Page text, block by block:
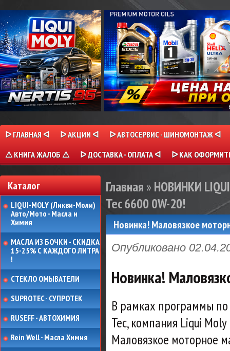
ᐅ ГЛАВНАЯ ᐊ ᐅ АКЦИИ ᐊ
ᐅ АВТОСЕРВИС - ШИНОМОНТАЖ ᐊ
⚠ КНИГА ЖАЛОБ ⚠
ᐅ ДОСТАВКА - ОПЛАТА ᐊ ᐅ КАК
Каталог
LIQUI-MOLY (Ликви-Моли)
Авто/Мото - Масла и
Химия
МАСЛА ИЗ БОЧКИ - СКИДКА
15-25% С КАЖДОГО ЛИТРА
!
СТЕКЛО ОМЫВАТЕЛИ
SUPROTEC - СУПРОТЕК
RUSEFF - АВТОХИМИЯ
Rein Well - Масла Химия
Главная » НОВИНКИ
Tec 6600 0W-20!
Новинка! Маловязкое
Опубликовано
Новинка!
В рамках программы
Tec, компания Liqui
Маловязкое моторное